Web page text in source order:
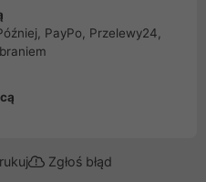
PayPo, Przelewy24,
Zgłoś błąd